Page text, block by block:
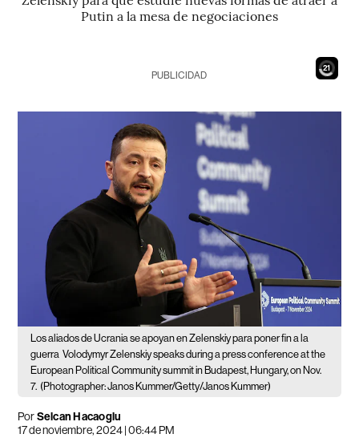
Putin a la mesa de negociaciones
19
PUBLICIDAD
Los aliados de Ucrania se apoyan en Zelenskiy para poner fin a la
guerra Volodymyr Zelenskiy speaks during a press conference at the
European Political Community summit in Budapest, Hungary, on Nov.
7. (Photographer: Janos Kummer/Getty/Janos Kummer)
PorSelcan Hacaoglu
17 de noviembre, 2024 | 06:44 PM